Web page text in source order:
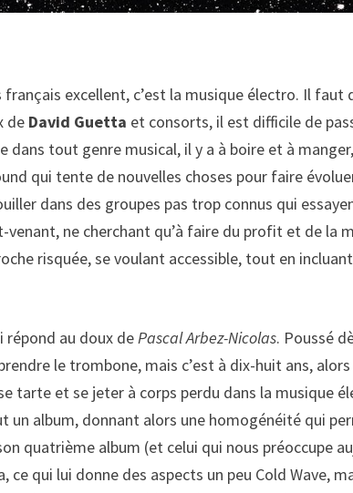
français excellent, c’est la musique électro. Il faut
de David Guetta et consorts, il est difficile de
dans tout genre musical, il y a à boire et à
qui tente de nouvelles choses pour faire
dans des groupes pas trop connus qui
ne cherchant qu’à faire du profit et de la
risquée, se voulant accessible, tout en
répond au doux dePascal Arbez-Nicolas. Poussé
le trombone, mais c’est à dix-huit ans,
tarte et se jeter à corps perdu dans la musique
un album, donnant alors une homogénéité qui
quatrième album (et celui qui nous préoccupe
ce qui lui donne des aspects un peu Cold Wave,